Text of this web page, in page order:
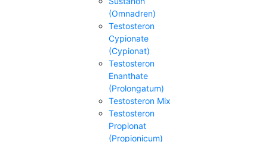
(Omnadren)
Testosteron
Cypionate
(Cypionat)
Testosteron
Enanthate
(Prolongatum)
Testosteron Mix
Testosteron
Propionat
(Propionicum)